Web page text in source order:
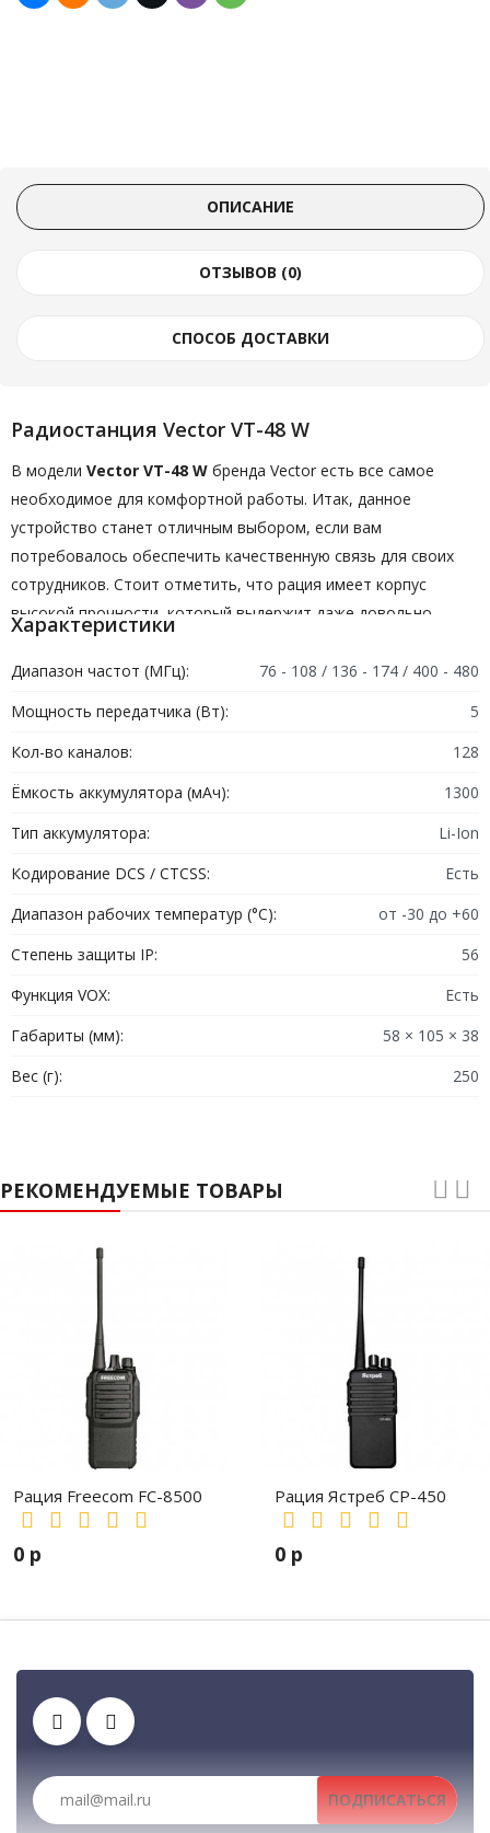
ОПИСАНИЕ
ОТЗЫВОВ (0)
СПОСОБ ДОСТАВКИ
Радиостанция Vector VT-48 W
В модели Vector VT-48 W бренда Vector есть все самое
необходимое для комфортной работы. Итак, данное
устройство станет отличным выбором, если вам
потребовалось обеспечить качественную связь для своих
сотрудников. Стоит отметить, что рация имеет корпус
высокой прочности, который выдержит даже довольно
сильные удары. А также электроника внутри устройства
полностью защищена от попадания влаги. Итак, данную
условиях. Отдельное внимание стоит уделить аккумулятору.
Многие знают, как важно, чтобы рация выдерживала
интенсивную работу в течение всего рабочего дня. А данная
выдержать довольно длительное время без подзарядки.
Более того, пользователям это устройство предоставляет
чтобы быстро переключаться между каналами. Ведь
пользоваться стандартной прокруткой с помощью стрелок
просто набрать нужную вам частоту, после чего устройство
сразу подключится к ней.
Характеристики
Диапазон частот (МГц):
76 - 108 / 136 - 174 / 400 - 480
Мощность передатчика (Вт):
5
Кол-во каналов:
128
Ёмкость аккумулятора (мАч):
1300
Тип аккумулятора:
Li-Ion
Кодирование DCS / CTCSS:
Есть
Диапазон рабочих температур (°C):
от -30 до +60
Степень защиты IP:
56
Функция VOX:
Есть
Габариты (мм):
58 × 105 × 38
Вес (г):
250
РЕКОМЕНДУЕМЫЕ ТОВАРЫ
Рация Freecom FC-8500
0 р
Рация Ястреб СР-450
0 р
Рации, радиостанции, рации для охоты и рыбалки, портативные
Клипсы ПОДПИСАТЬСЯ